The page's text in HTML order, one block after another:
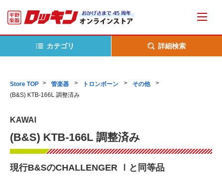
カテゴリ 詳細検索
Store TOP 管楽器 トロンボーン
その他
(B&S) KTB-166L 調整済み
KAWAI
(B&S) KTB-166L 調整済み
現行B&SのCHALLENGER Ⅰと同等品